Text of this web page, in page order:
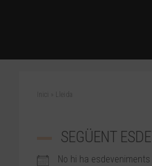
Inici Lleida
SEGÜENT
No hi ha